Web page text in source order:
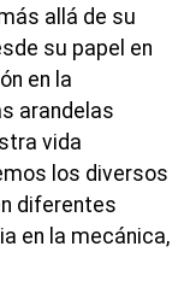
allá de su
su papel en
en la
arandelas
vida
los diversos
diferentes
en la mecánica,